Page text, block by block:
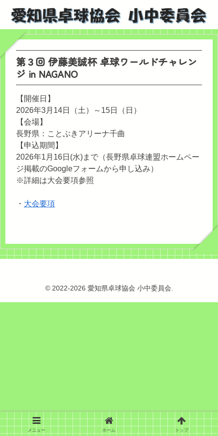
第３回 伊藤美誠杯 卓球ワールドチャレン
ジ in NAGANO
【開催日】
2026年3月14日（土）～15日（日）
【会場】
長野県：ことぶきアリーナ千曲
【申込期間】
2026年1月16日(水)まで（長野県卓球連盟ホームペー
ジ掲載のGoogleフォームから申し込み）
※詳細は大会要項参照
・ 大会要項
© 2022-2026 愛知県卓球協会 小中委員会.
メニュー ホーム トップ